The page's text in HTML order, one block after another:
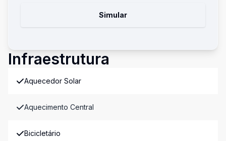
Simular
Infraestrutura
Aquecedor Solar
Aquecimento Central
Bicicletário